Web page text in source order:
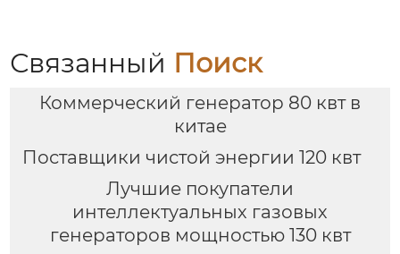
Связанный Поиск
Коммерческий генератор 80 квт в
китае
Поставщики чистой энергии 120 квт
Лучшие покупатели
интеллектуальных газовых
генераторов мощностью 130 квт